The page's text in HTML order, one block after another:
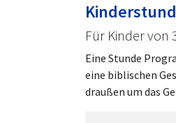
Für Kinder von
Eine Stunde
eine biblischen
draußen um das